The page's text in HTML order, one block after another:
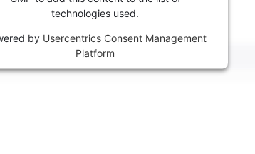
technologies used.
by Usercentrics Consent Management
Platform